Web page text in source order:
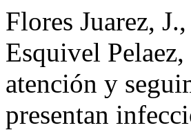
Flores Juarez,
Esquivel
atención y
presentan